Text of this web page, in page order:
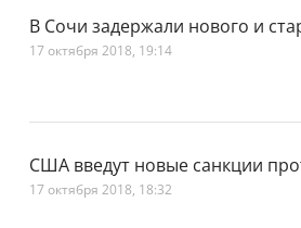
В Сочи задержали нового и
17 октября 2018, 19:14
США введут новые санкции
17 октября 2018, 18:32